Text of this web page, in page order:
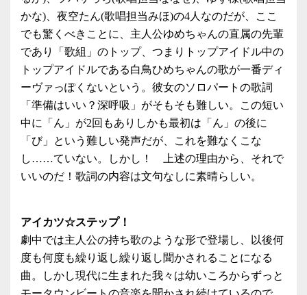
かな)、夜空たん(歌唱担当みほ)の4人なのだが、ここ
でも驚くべきことに、主人公ゆめちゃんの直属の先輩
であり「歌組」のトップ、つまりトップアイドル中の
トップアイドルである白鳥ひめちゃんの歌が一番ディ
ーヴァっぽくないという。彼女のソロパートの歌詞
「準備はいい？深呼吸」がそもそも難しい。この短い
中に「ん」が2回もありしかも最初は「ん」の後に
「び」という難しい発声だが、これを難なくこな
し……ていない。しかし！ 上述の理由から、それで
いいのだ！歌詞の内容は文句なしに素晴らしい。
アイカツ☆ステップ！
劇中では主人公の持ち歌のような形で登場し、以後何
度も何度も繰り返し繰り返し聞かされることになる
曲。しかし現代に生まれた我々は幼いころからずっと